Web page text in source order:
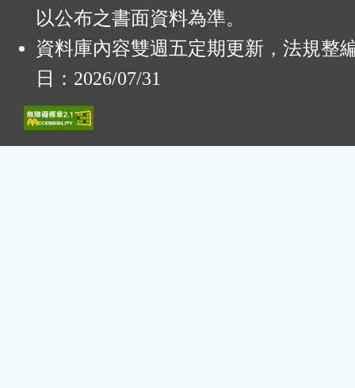
以公布之書面資料為準。
資料庫內容雙週五定期更新，法規整
日：2026/07/31